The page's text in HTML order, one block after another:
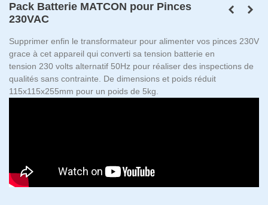
Pack Batterie MATCON pour Pinces
230VAC
Supprimer enfin le transformateur pour alimenter vos pinces 230V
grace à cet appareil qui converti sa tension batterie en
tension 230 volts alternatif 50Hz pour réaliser des inspections de
qualités sans contrainte. De dimensions et poids réduit
115x115x255mm pour un poids de 5kg.